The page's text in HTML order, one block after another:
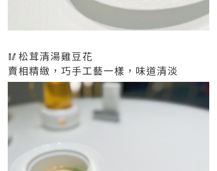
🥢松茸清湯雞豆花
賣相精緻，巧手工藝一樣，味道清淡